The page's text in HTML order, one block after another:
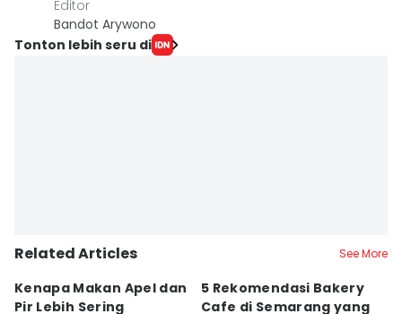
Editor
Bandot Arywono
Tonton lebih seru di
Related Articles See More
Kenapa Makan Apel dan
Pir Lebih Sering
5 Rekomendasi Bakery
Cafe di Semarang yang